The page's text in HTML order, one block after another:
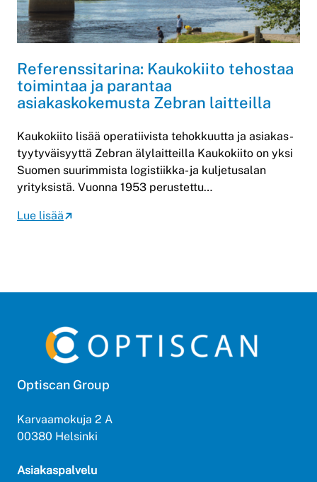
Referenssitarina: Kaukokiito tehostaa
toimintaa ja parantaa
asiakaskokemusta Zebran laitteilla
Kaukokiito lisää operatiivista tehokkuutta ja asiakas-
tyytyväisyyttä Zebran älylaitteilla Kaukokiito on yksi
Suomen suurimmista logistiikka- ja kuljetusalan
yrityksistä. Vuonna 1953 perustettu…
Lue lisää
Optiscan Group
Karvaamokuja 2 A
00380 Helsinki
Asiakaspalvelu